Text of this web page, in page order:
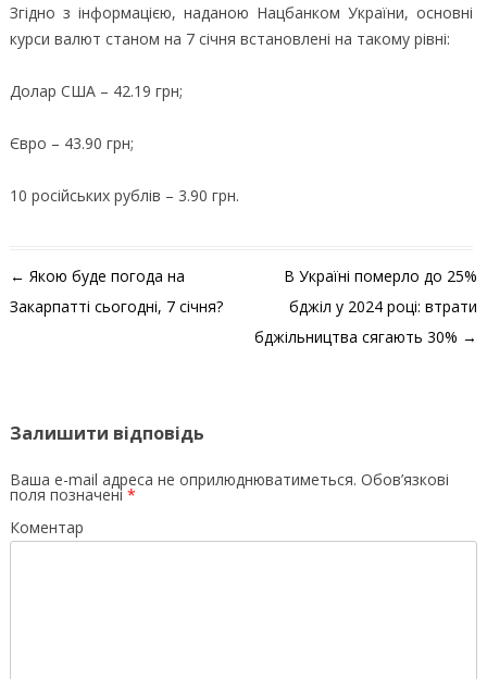
Згідно з інформацією, наданою Нацбанком України, основні
курси валют станом на 7 січня встановлені на такому рівні:
Долар США – 42.19 грн;
Євро – 43.90 грн;
10 російських рублів – 3.90 грн.
Навігація по запису
← Якою буде погода на
Закарпатті сьогодні, 7 січня?
В Україні померло до 25%
бджіл у 2024 році: втрати
бджільництва сягають 30% →
Залишити відповідь
Ваша e-mail адреса не оприлюднюватиметься. Обов’язкові
поля позначені *
Коментар